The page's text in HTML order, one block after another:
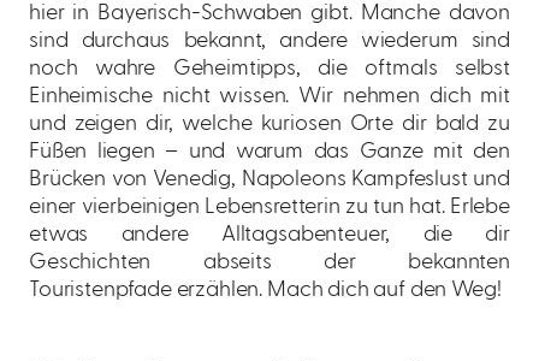
hier in Bayerisch-Schwaben gibt. Manche davon
sind durchaus bekannt, andere wiederum sind
noch wahre Geheimtipps, die oftmals selbst
Einheimische nicht wissen. Wir nehmen dich mit
und zeigen dir, welche kuriosen Orte dir bald zu
Füßen liegen – und warum das Ganze mit den
Brücken von Venedig, Napoleons Kampfeslust und
einer vierbeinigen Lebensretterin zu tun hat. Erlebe
etwas andere Alltagsabenteuer, die dir
Geschichten abseits der bekannten
Touristenpfade erzählen. Mach dich auf den Weg!